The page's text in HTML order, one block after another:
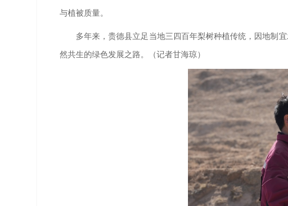
与植被质量。
多年来，贵德县立足当地三四百年梨树种植传统，因地制
然共生的绿色发展之路。（记者甘海琼）